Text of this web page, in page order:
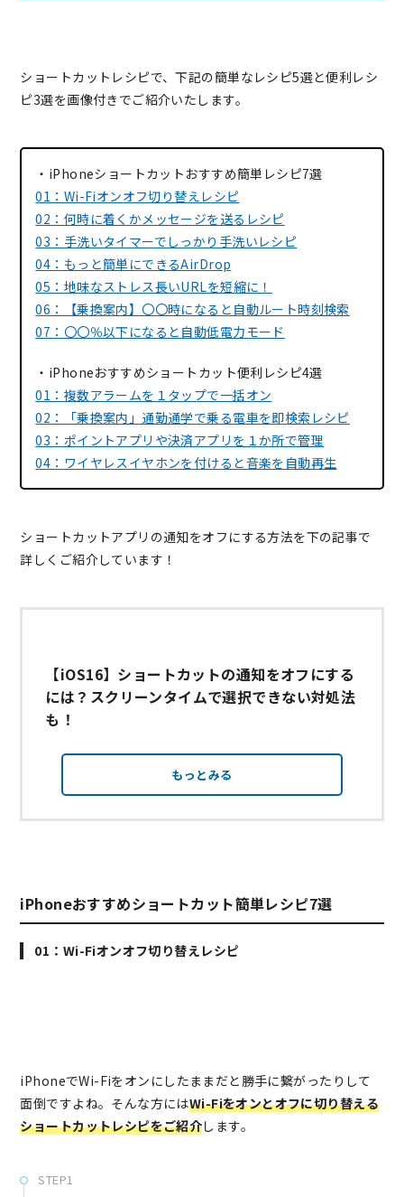
ショートカットレシピで、下記の簡単なレシピ5選と便利レシ
ピ3選を画像付きでご紹介いたします。
・iPhoneショートカットおすすめ簡単レシピ7選
01：Wi-Fiオンオフ切り替えレシピ
02：何時に着くかメッセージを送るレシピ
03：手洗いタイマーでしっかり手洗いレシピ
04：もっと簡単にできるAirDrop
05：地味なストレス長いURLを短縮に！
06：【乗換案内】〇〇時になると自動ルート時刻検索
07：〇〇％以下になると自動低電力モード
・iPhoneおすすめショートカット便利レシピ4選
01：複数アラームを１タップで一括オン
02：「乗換案内」通勤通学で乗る電車を即検索レシピ
03：ポイントアプリや決済アプリを１か所で管理
04：ワイヤレスイヤホンを付けると音楽を自動再生
ショートカットアプリの通知をオフにする方法を下の記事で
詳しくご紹介しています！
【iOS16】ショートカットの通知をオフにする
には？スクリーンタイムで選択できない対処法
も！
もっとみる
iPhoneおすすめショートカット簡単レシピ7選
01：Wi-Fiオンオフ切り替えレシピ
iPhoneでWi-Fiをオンにしたままだと勝手に繋がったりして
面倒ですよね。そんな方にはWi-Fiをオンとオフに切り替える
ショートカットレシピをご紹介します。
STEP1